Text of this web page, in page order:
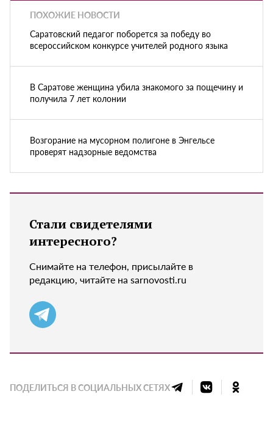
ПОХОЖИЕ НОВОСТИ
Саратовский педагог поборется за победу во
всероссийском конкурсе учителей родного языка
В Саратове женщина убила знакомого за пощечину и
получила 7 лет колонии
Возгорание на мусорном полигоне в Энгельсе
проверят надзорные ведомства
Стали свидетелями
интересного?
Снимайте на телефон, присылайте в
редакцию, читайте на sarnovosti.ru
ПОДЕЛИТЬСЯ В СОЦИАЛЬНЫХ СЕТЯХ